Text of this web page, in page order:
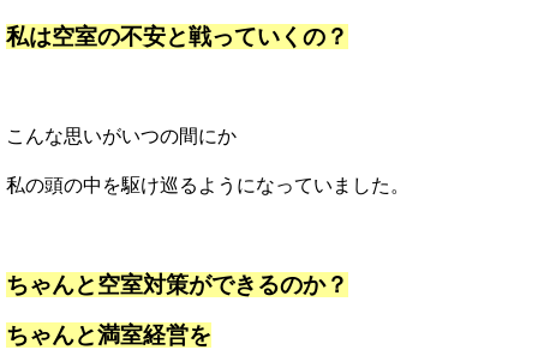
私は空室の不安と戦っていくの？
こんな思いがいつの間にか
私の頭の中を駆け巡るようになっていました。
ちゃんと空室対策ができるのか？
ちゃんと満室経営を